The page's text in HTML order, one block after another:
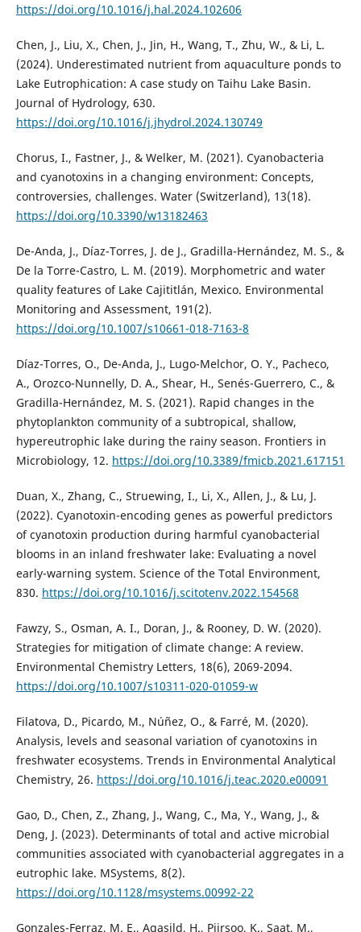
https://doi.org/10.1016/j.hal.2024.102606
Chen, J., Liu, X., Chen, J., Jin, H., Wang, T., Zhu, W., & Li, L.
(2024). Underestimated nutrient from aquaculture ponds to
Lake Eutrophication: A case study on Taihu Lake Basin.
Journal of Hydrology, 630.
https://doi.org/10.1016/j.jhydrol.2024.130749
Chorus, I., Fastner, J., & Welker, M. (2021). Cyanobacteria
and cyanotoxins in a changing environment: Concepts,
controversies, challenges. Water (Switzerland), 13(18).
https://doi.org/10.3390/w13182463
De-Anda, J., Díaz-Torres, J. de J., Gradilla-Hernández, M. S., &
De la Torre-Castro, L. M. (2019). Morphometric and water
quality features of Lake Cajititlán, Mexico. Environmental
Monitoring and Assessment, 191(2).
https://doi.org/10.1007/s10661-018-7163-8
Díaz-Torres, O., De-Anda, J., Lugo-Melchor, O. Y., Pacheco,
A., Orozco-Nunnelly, D. A., Shear, H., Senés-Guerrero, C., &
Gradilla-Hernández, M. S. (2021). Rapid changes in the
phytoplankton community of a subtropical, shallow,
hypereutrophic lake during the rainy season. Frontiers in
Microbiology, 12. https://doi.org/10.3389/fmicb.2021.617151
Duan, X., Zhang, C., Struewing, I., Li, X., Allen, J., & Lu, J.
(2022). Cyanotoxin-encoding genes as powerful predictors
of cyanotoxin production during harmful cyanobacterial
blooms in an inland freshwater lake: Evaluating a novel
early-warning system. Science of the Total Environment,
830. https://doi.org/10.1016/j.scitotenv.2022.154568
Fawzy, S., Osman, A. I., Doran, J., & Rooney, D. W. (2020).
Strategies for mitigation of climate change: A review.
Environmental Chemistry Letters, 18(6), 2069-2094.
https://doi.org/10.1007/s10311-020-01059-w
Filatova, D., Picardo, M., Núñez, O., & Farré, M. (2020).
Analysis, levels and seasonal variation of cyanotoxins in
freshwater ecosystems. Trends in Environmental Analytical
Chemistry, 26. https://doi.org/10.1016/j.teac.2020.e00091
Gao, D., Chen, Z., Zhang, J., Wang, C., Ma, Y., Wang, J., &
Deng, J. (2023). Determinants of total and active microbial
communities associated with cyanobacterial aggregates in a
eutrophic lake. MSystems, 8(2).
https://doi.org/10.1128/msystems.00992-22
Gonzales-Ferraz, M. E., Agasild, H., Piirsoo, K., Saat, M.,